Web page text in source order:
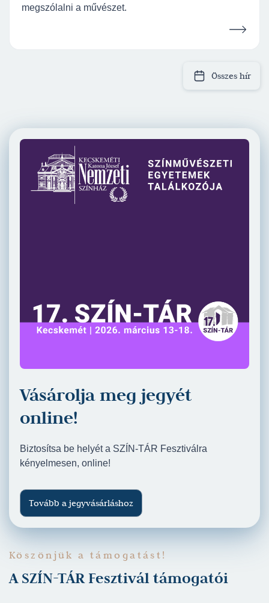
megszólalni a művészet.
Összes hír
Vásárolja meg jegyét
online!
Biztosítsa be helyét a SZÍN-TÁR Fesztiválra
kényelmesen, online!
Tovább a jegyvásárláshoz
Köszönjük a támogatást!
A SZÍN-TÁR Fesztivál támogatói